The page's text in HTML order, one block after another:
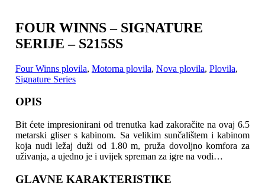
FOUR WINNS – SIGNATURE
SERIJE – S215SS
Four Winns plovila, Motorna plovila, Nova plovila, Plovila,
Signature Series
OPIS
Bit ćete impresionirani od trenutka kad zakoračite na ovaj 6.5
metarski gliser s kabinom. Sa velikim sunčalištem i kabinom
koja nudi ležaj duži od 1.80 m, pruža dovoljno komforaza
uživanja, a ujedno je i uvijek spreman za igre na vodi…
GLAVNE KARAKTERISTIKE